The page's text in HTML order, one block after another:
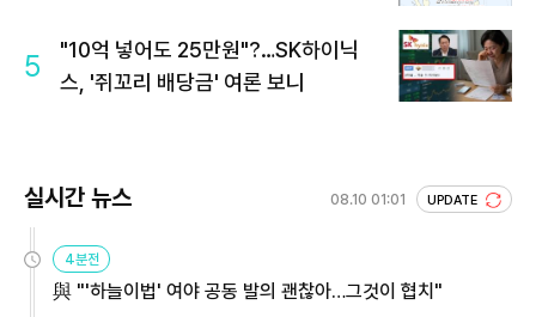
5
"10억 넣어도 25만원"?…SK하이닉
스, '쥐꼬리 배당금' 여론 보니
실시간 뉴스 08.10 01:01 UPDATE
4분전
與 "'하늘이법' 여야 공동 발의 괜찮아…그것이 협치"